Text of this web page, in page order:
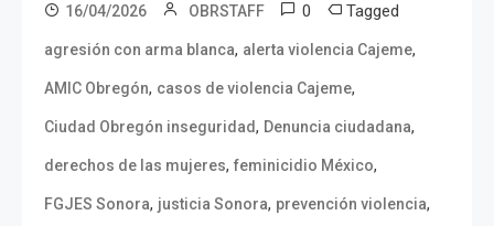
16/04/2026 OBRSTAFF 0 Tagged
agresión con arma blanca, alerta violencia Cajeme,
AMIC Obregón, casos de violencia Cajeme,
Ciudad Obregón inseguridad, Denuncia ciudadana,
derechos de las mujeres, feminicidio México,
FGJES Sonora, justicia Sonora, prevención violencia,